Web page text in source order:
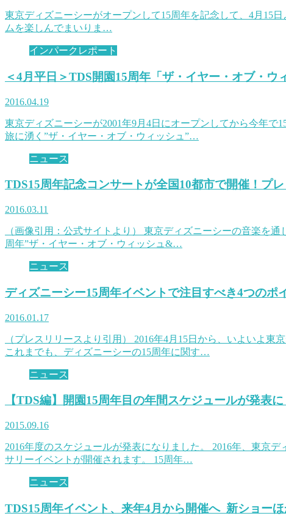
東京ディズニーシーがオープンして15周年を記念して、4月15
ムを楽しんでまいりま…
インパークレポート
＜4月平日＞TDS開園15周年「ザ・イヤー・オブ・ウ
2016.04.19
東京ディズニーシーが2001年9月4日にオープンしてから今年
旅に湧く”ザ・イヤー・オブ・ウィッシュ”…
ニュース
TDS15周年記念コンサートが全国10都市で開催！プ
2016.03.11
（画像引用：公式サイトより） 東京ディズニーシーの音楽を
周年”ザ・イヤー・オブ・ウィッシュ&…
ニュース
ディズニーシー15周年イベントで注目すべき4つのポ
2016.01.17
（プレスリリースより引用） 2016年4月15日から、いよいよ
これまでも、ディズニーシーの15周年に関す…
ニュース
【TDS編】開園15周年目の年間スケジュールが発表
2015.09.16
2016年度のスケジュールが発表になりました。 2016年、東京
サリーイベントが開催されます。 15周年…
ニュース
TDS15周年イベント、来年4月から開催へ 新ショー